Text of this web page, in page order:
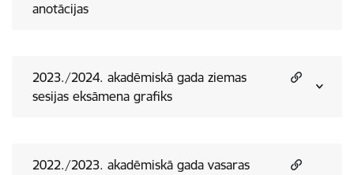
anotācijas
2023./2024. akadēmiskā gada ziemas
sesijas eksāmena grafiks
2022./2023. akadēmiskā gada vasaras